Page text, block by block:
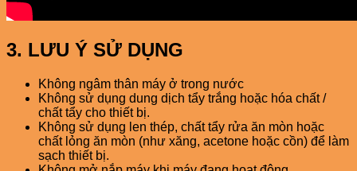
3. LƯU Ý SỬ DỤNG
Không ngâm thân máy ở trong nước
Không sử dụng dung dịch tẩy trắng hoặc hóa chất /
chất tẩy cho thiết bị.
Không sử dụng len thép, chất tẩy rửa ăn mòn hoặc
chất lỏng ăn mòn (như xăng, acetone hoặc cồn) để làm
sạch thiết bị.